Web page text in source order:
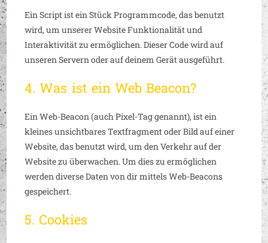
Ein Script ist ein Stück Programmcode, das benutzt
wird, um unserer Website Funktionalität und
Interaktivität zu ermöglichen. Dieser Code wird auf
unseren Servern oder auf deinem Gerät ausgeführt.
4. Was ist ein Web Beacon?
Ein Web-Beacon (auch Pixel-Tag genannt), ist ein
kleines unsichtbares Textfragment oder Bild auf einer
Website, das benutzt wird, um den Verkehr auf der
Website zu überwachen. Um dies zu ermöglichen
werden diverse Daten von dir mittels Web-Beacons
gespeichert.
5. Cookies